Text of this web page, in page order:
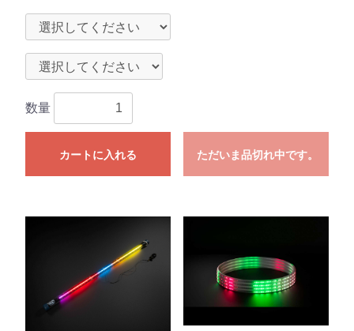
数量
カートに入れる ただいま品切れ中です。